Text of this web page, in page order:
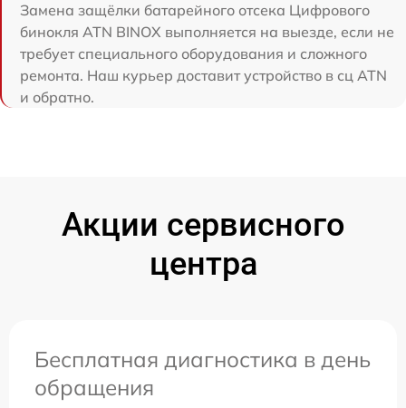
Замена защёлки батарейного отсека Цифрового
бинокля ATN BINOX выполняется на выезде, если не
требует специального оборудования и сложного
ремонта. Наш курьер доставит устройство в сц ATN
и обратно.
Акции сервисного
центра
Бесплатная диагностика в день
обращения